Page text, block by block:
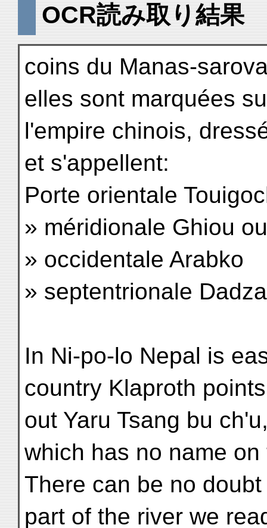
OCR読み取り結果
coins du Manas-
elles sont marquées
l'empire chinois,
et s'appellent:
Porte orientale
» méridionale Ghiou
» occidentale Arabko
» septentrionale
In Ni-po-lo Nepal is
country Klaproth points
out Yaru Tsang bu
which has no name on
There can be no
part of the river we